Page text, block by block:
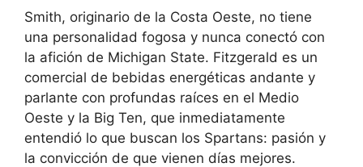
Smith, originario de la Costa Oeste, no tiene
una personalidad fogosa y nunca conectó con
la afición de Michigan State. Fitzgerald es un
comercial de bebidas energéticas andante y
parlante con profundas raíces en el Medio
Oeste y la Big Ten, que inmediatamente
entendió lo que buscan los Spartans: pasión y
la convicción de que vienen días mejores.